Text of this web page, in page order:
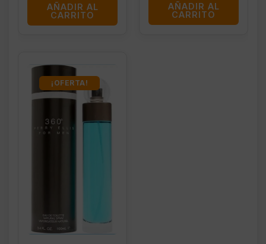
AÑADIR AL
CARRITO
AÑADIR AL
CARRITO
¡OFERTA!